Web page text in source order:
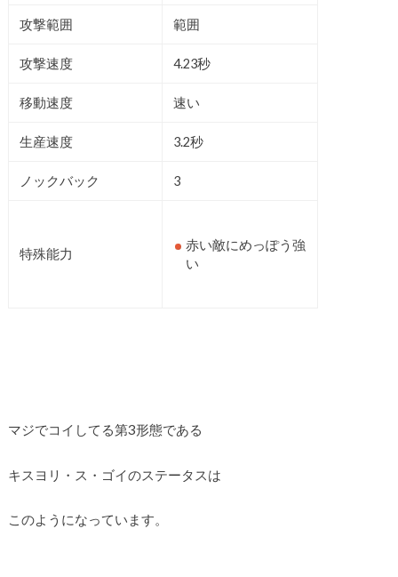
攻撃範囲 範囲
攻撃速度 4.23秒
移動速度 速い
生産速度 3.2秒
ノックバック 3
特殊能力
赤い敵にめっぽう強
い
マジでコイしてる第3形態である
キスヨリ・ス・ゴイのステータスは
このようになっています。